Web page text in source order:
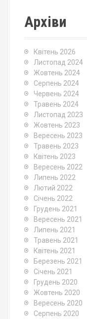
Архіви
Квітень 2026
Листопад 2024
Жовтень 2024
Серпень 2024
Червень 2024
Травень 2024
Листопад 2023
Жовтень 2023
Вересень 2023
Травень 2023
Квітень 2023
Вересень 2022
Липень 2022
Лютий 2022
Січень 2022
Грудень 2021
Вересень 2021
Липень 2021
Травень 2021
Квітень 2021
Березень 2021
Січень 2021
Грудень 2020
Жовтень 2020
Вересень 2020
Серпень 2020